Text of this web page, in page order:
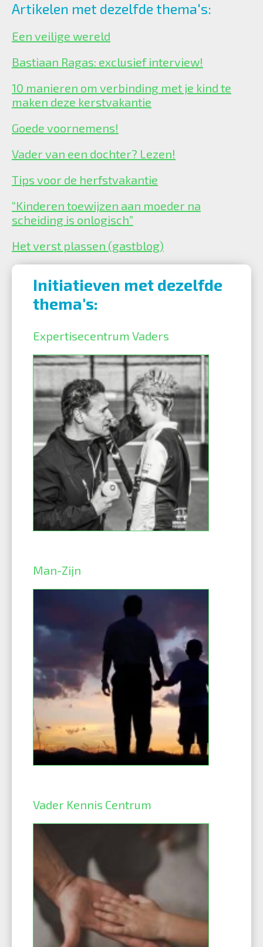
Artikelen met dezelfde thema's:
Een veilige wereld
Bastiaan Ragas: exclusief interview!
10 manieren om verbinding met je kind te
maken deze kerstvakantie
Goede voornemens!
Vader van een dochter? Lezen!
Tips voor de herfstvakantie
“Kinderen toewijzen aan moeder na
scheiding is onlogisch”
Het verst plassen (gastblog)
Initiatieven met dezelfde
thema's:
Expertisecentrum Vaders
Man-Zijn
Vader Kennis Centrum